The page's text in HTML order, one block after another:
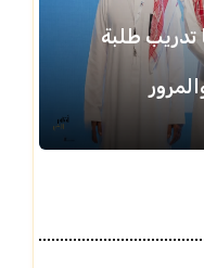
تدريب طلبة